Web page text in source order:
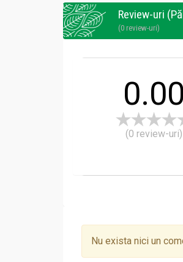
Peste o linguriţă
Întrebuinţare
Review-uri
(0 review-uri)
0.00
(0 review-uri)
Nu exista nici un